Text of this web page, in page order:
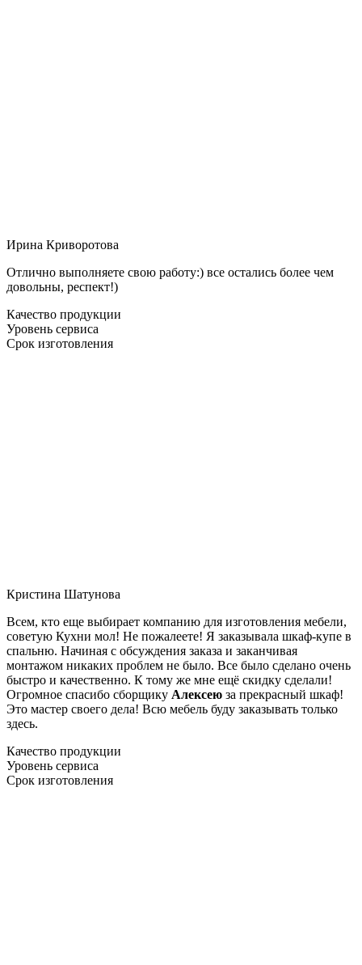
Ирина Криворотова
Отлично выполняете свою работу:) все остались более чем
довольны, респект!)
Качество продукции
Уровень сервиса
Срок изготовления
Кристина Шатунова
Всем, кто еще выбирает компанию для изготовления мебели,
советую Кухни мол! Не пожалеете! Я заказывала шкаф-купе в
спальню. Начиная с обсуждения заказа и заканчивая
монтажом никаких проблем не было. Все было сделано очень
быстро и качественно. К тому же мне ещё скидку сделали!
Огромное спасибо сборщику Алексею за прекрасный шкаф!
Это мастер своего дела! Всю мебель буду заказывать только
здесь.
Качество продукции
Уровень сервиса
Срок изготовления